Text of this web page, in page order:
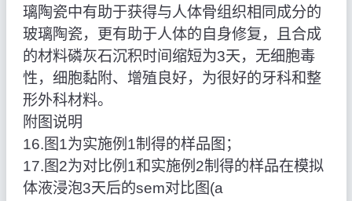
璃陶瓷中有助于获得与人体骨组织相同成分的
玻璃陶瓷，更有助于人体的自身修复，且合成
的材料磷灰石沉积时间缩短为3天，无细胞毒
性，细胞黏附、增殖良好，为很好的牙科和整
形外科材料。
附图说明
16.图1为实施例1制得的样品图；
17.图2为对比例1和实施例2制得的样品在模拟
体液浸泡3天后的sem对比图(a